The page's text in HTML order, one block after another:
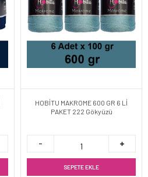
HOBİTU MAKROME 600 GR 6 Lİ
PAKET 222 Gökyüzü
SEPETE EKLE